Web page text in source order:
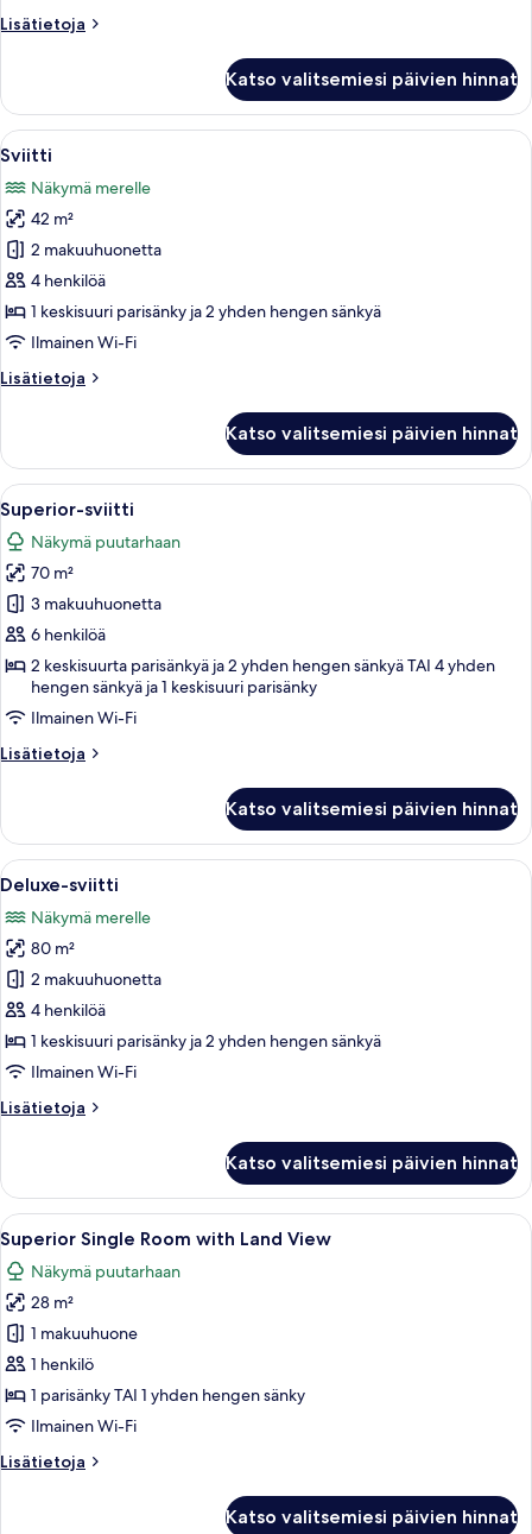
Lisätietoja
Lisätietoja
Katso valitsemiesi päivien hinnat
Avaa
kaikki
huonetyypin
Sviitti
kuvat
Moderni hotellihuone, jossa on
5
Sviitti
Näkymä merelle
42 m²
2 makuuhuonetta
4 henkilöä
1 keskisuuri parisänky ja 2 yhden hengen sänkyä
Ilmainen Wi-Fi
Lisätietoja
Lisätietoja
Katso valitsemiesi päivien hinnat
Avaa
kaikki
huonetyypin
Superior-
sviitti
kuvat
Hotellihuone, jossa on suuri sänky,
6
Superior-sviitti
Näkymä puutarhaan
70 m²
3 makuuhuonetta
6 henkilöä
2 keskisuurta parisänkyä ja 2 yhden hengen sänkyä TAI 4 yhden
hengen sänkyä ja 1 keskisuuri parisänky
Ilmainen Wi-Fi
Lisätietoja
Lisätietoja
Katso valitsemiesi päivien hinnat
Avaa
kaikki
huonetyypin
Deluxe-
sviitti
kuvat
Hotellihuone, jossa on sänky, kaksi
4
Deluxe-sviitti
Näkymä merelle
80 m²
2 makuuhuonetta
4 henkilöä
1 keskisuuri parisänky ja 2 yhden hengen sänkyä
Ilmainen Wi-Fi
Lisätietoja
Lisätietoja
Katso valitsemiesi päivien hinnat
Avaa
kaikki
huonetyypin
Superior
Single
Room
with
Land
kuvat
Moderni hotellihuone, jossa on
4
Superior Single Room with Land View
Näkymä puutarhaan
28 m²
1 makuuhuone
1 henkilö
1 parisänky TAI 1 yhden hengen sänky
Ilmainen Wi-Fi
Lisätietoja
Lisätietoja
Katso valitsemiesi päivien hinnat